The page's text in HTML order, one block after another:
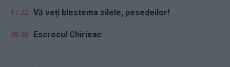
17.32 Vă veți blestema zilele, pesedeilor!
08.38 Escrocul Chirieac